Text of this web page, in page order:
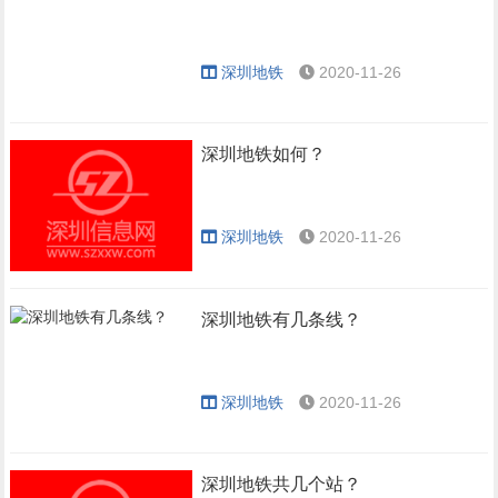
深圳地铁 2020-11-26
深圳地铁如何？
深圳地铁 2020-11-26
深圳地铁有几条线？
深圳地铁 2020-11-26
深圳地铁共几个站？